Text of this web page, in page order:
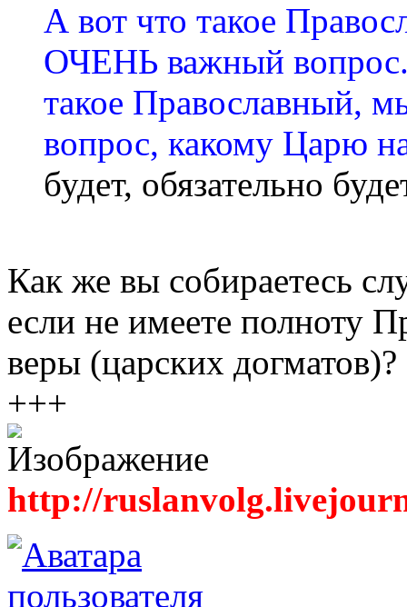
А вот что такое
ОЧЕНЬ важный вопрос.
такое Православный,
вопрос, какому Царю
будет, обязательно
Как же вы собираетесь
если не имеете полноту
веры (царских догматов)?
+++
http://